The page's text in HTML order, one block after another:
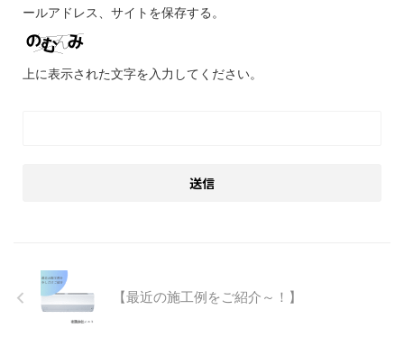
ールアドレス、サイトを保存する。
上に表示された文字を入力してください。
【最近の施工例をご紹介～！】